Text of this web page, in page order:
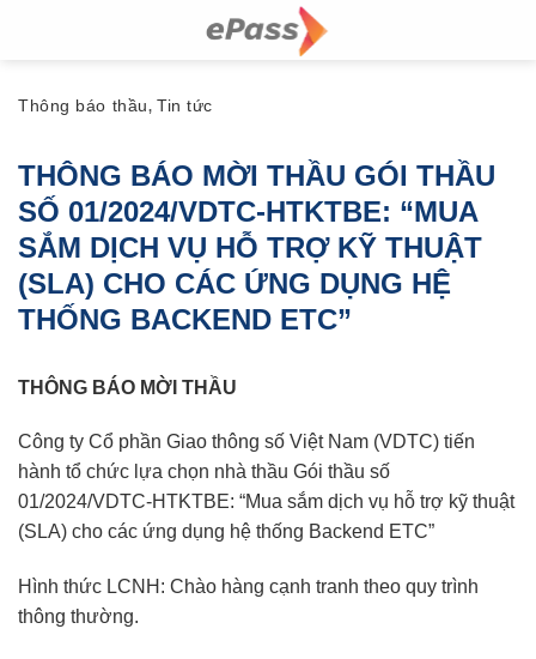
Thông báo thầu, Tin tức
THÔNG BÁO MỜI THẦU GÓI THẦU
SỐ 01/2024/VDTC-HTKTBE: “MUA
SẮM DỊCH VỤ HỖ TRỢ KỸ THUẬT
(SLA) CHO CÁC ỨNG DỤNG HỆ
THỐNG BACKEND ETC”
THÔNG BÁO MỜI THẦU
Công ty Cổ phần Giao thông số Việt Nam (VDTC) tiến
hành tổ chức lựa chọn nhà thầu Gói thầu số
01/2024/VDTC-HTKTBE: “Mua sắm dịch vụ hỗ trợ kỹ thuật
(SLA) cho các ứng dụng hệ thống Backend ETC”
Hình thức LCNH: Chào hàng cạnh tranh theo quy trình
thông thường.